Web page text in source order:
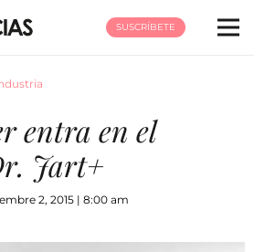
SUSCRÍBETE
entra en el
Jart+
2, 2015 | 8:00 am